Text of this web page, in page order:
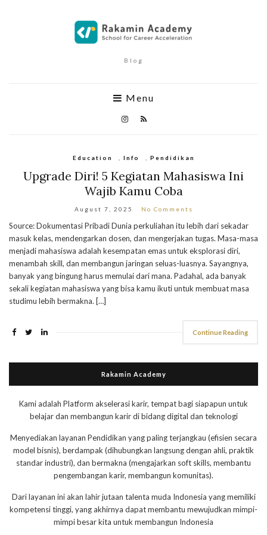
Blog
Menu
Education Info Pendidikan
Upgrade Diri! 5 Kegiatan Mahasiswa Ini
Wajib Kamu Coba
August 7, 2025 No Comments
Source: Dokumentasi Pribadi Dunia perkuliahan itu lebih dari sekadar
masuk kelas, mendengarkan dosen, dan mengerjakan tugas. Masa-masa
menjadi mahasiswa adalah kesempatan emas untuk eksplorasi diri,
menambah skill, dan membangun jaringan seluas-luasnya. Sayangnya,
banyak yang bingung harus memulai dari mana. Padahal, ada banyak
sekali kegiatan mahasiswa yang bisa kamu ikuti untuk membuat masa
studimu lebih bermakna. […]
Continue Reading
Rakamin Academy
Kami adalah Platform akselerasi karir, tempat bagi siapapun untuk
belajar dan membangun karir di bidang digital dan teknologi
Menyediakan layanan Pendidikan yang paling terjangkau (efisien secara
model bisnis), berdampak (dihubungkan langsung dengan ahli, praktik
standar industri), dan bermakna (mengajarkan soft skills, membantu
pengembangan karir, membangun komunitas).
Dari layanan ini akan lahir jutaan talenta muda Indonesia yang memiliki
kompetensi tinggi, yang akhirnya dapat membantu mewujudkan mimpi-
mimpi besar kita untuk membangun Indonesia